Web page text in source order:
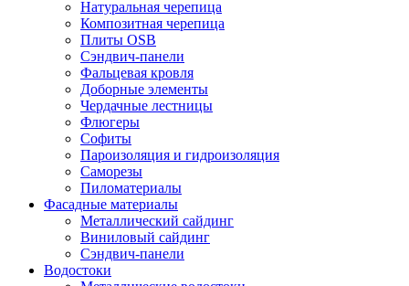
Натуральная черепица
Композитная черепица
Плиты OSB
Сэндвич-панели
Фальцевая кровля
Доборные элементы
Чердачные лестницы
Флюгеры
Софиты
Пароизоляция и гидроизоляция
Саморезы
Пиломатериалы
Фасадные материалы
Металлический сайдинг
Виниловый сайдинг
Сэндвич-панели
Водостоки